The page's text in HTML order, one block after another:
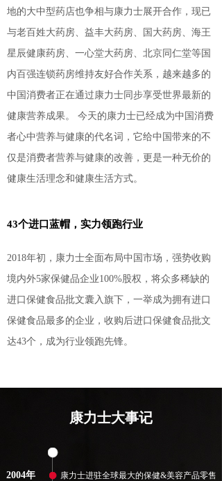
地的大中型药店也争相与康力士展开合作，现已
与老百姓大药房、益丰大药房、国大药房、海王
星辰健康药房、一心堂大药房、北京同仁堂等国
内百强连锁药房维持友好合作关系，越来越多的
中国消费者正在通过康力士同步享受世界最新的
健康营养成果。 今天的康力士已经成为中国消费
者心中营养与健康的代名词，它给中国带来的不
仅是消费者营养与健康的改善，更是一种无价的
健康生活理念和健康生活方式。
43个进口蓝帽，实力领跑行业
2018年初，康力士全面布局中国市场，强势收购
境内外5家保健品企业100%股权，将众多稀缺的
进口保健食品批文囊入旗下，一举成为拥有进口
保健食品最多的企业，收购后进口保健食品批文
达43个，成为行业领跑先锋。
康力士大事记
康力士进驻全球最大的保健&美容产品零售
2004年